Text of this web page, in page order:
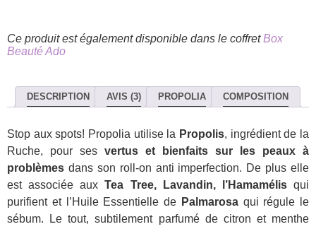
Ce produit est également disponible dans le coffretBox
Beauté Ado
DESCRIPTION AVIS (3) PROPOLIA COMPOSITION
Stop aux spots! Propolia utilise la Propolis, ingrédient de la
Ruche, pour ses vertus et bienfaits sur les peaux à
problèmes dans son roll-on anti imperfection. De plus elle
est associée aux Tea Tree, Lavandin, l’Hamamélisqui
purifient et l’Huile Essentielle de Palmarosaqui régule le
sébum. Le tout, subtilement parfumé de citron et menthe